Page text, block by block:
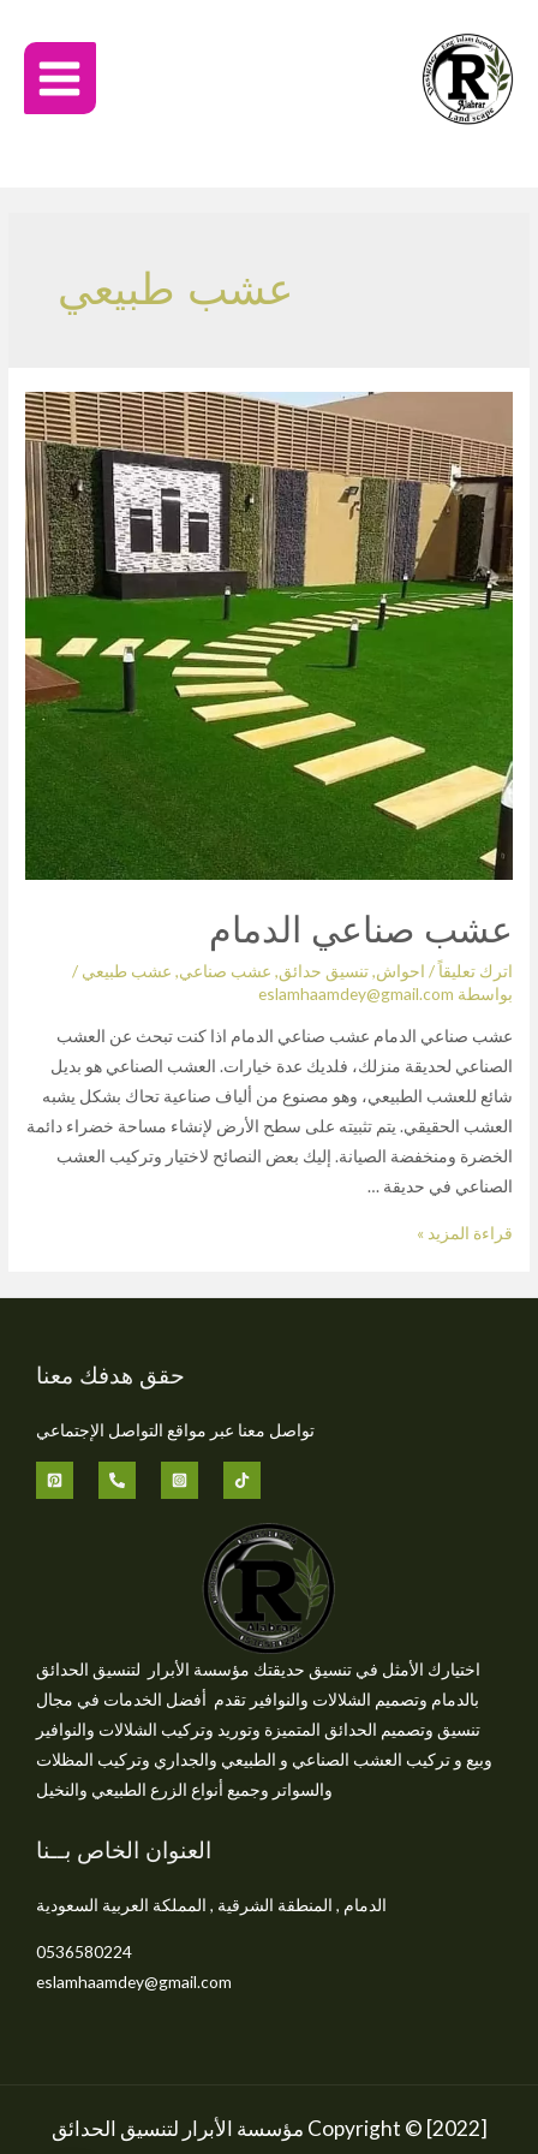
عشب طبيعي
عشب صناعي الدمام
اترك تعليقاً/ احواش,تنسيق حدائق, عشب صناعي, عشب طبيعي /
بواسطة eslamhaamdey@gmail.com
عشب صناعي الدمام عشب صناعي الدمام اذا كنت تبحث عن العشب
الصناعي لحديقة منزلك، فلديك عدة خيارات. العشب الصناعي هو بديل
شائع للعشب الطبيعي، وهو مصنوع من ألياف صناعية تحاك بشكل يشبه
العشب الحقيقي. يتم تثبيته على سطح الأرض لإنشاء مساحة خضراء دائمة
الخضرة ومنخفضة الصيانة. إليك بعض النصائح لاختيار وتركيب العشب
الصناعي في حديقة …
قراءة المزيد »
حقق هدفك معنا
تواصل معنا عبر مواقع التواصل الإجتماعي
اختيارك الأمثل في تنسيق حديقتك مؤسسة الأبرار لتنسيق الحدائق
بالدمام وتصميم الشلالات والنوافير تقدم أفضل الخدمات في مجال
تنسيق وتصميم الحدائق المتميزة وتوريد وتركيب الشلالات والنوافير
وبيع و تركيب العشب الصناعي و الطبيعي والجداري وتركيب المظلات
والسواتر وجميع أنواع الزرع الطبيعي والنخيل
العنوان الخاص بــنا
الدمام , المنطقة الشرقية , المملكة العربية السعودية
0536580224
eslamhaamdey@gmail.com
Copyright © [2022] مؤسسة الأبرار لتنسيق الحدائق